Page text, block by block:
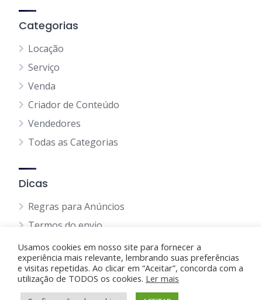
Categorias
Locação
Serviço
Venda
Criador de Conteúdo
Vendedores
Todas as Categorias
Dicas
Regras para Anúncios
Termos do envio
Política Privacidade
Política de Cookie
Blog
Usamos cookies em nosso site para fornecer a
experiência mais relevante, lembrando suas preferências
e visitas repetidas. Ao clicar em “Aceitar”, concorda com a
utilização de TODOS os cookies. Ler mais